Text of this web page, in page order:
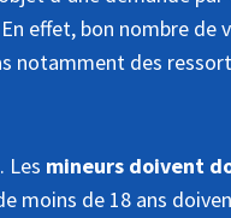
effet, bon nombre de
notamment des
Les mineurs doivent
moins de 18 ans